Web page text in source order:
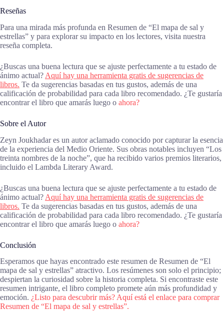
Reseñas
Para una mirada más profunda en Resumen de “El mapa de sal y
estrellas” y para explorar su impacto en los lectores, visita nuestra
reseña completa.
¿Buscas una buena lectura que se ajuste perfectamente a tu estado de
ánimo actual? Aquí hay una herramienta gratis de sugerencias de
libros. Te da sugerencias basadas en tus gustos, además de una
calificación de probabilidad para cada libro recomendado. ¿Te gustaría
encontrar el libro que amarás luego o ahora?
Sobre el Autor
Zeyn Joukhadar es un autor aclamado conocido por capturar la esencia
de la experiencia del Medio Oriente. Sus obras notables incluyen “Los
treinta nombres de la noche”, que ha recibido varios premios literarios,
incluido el Lambda Literary Award.
¿Buscas una buena lectura que se ajuste perfectamente a tu estado de
ánimo actual? Aquí hay una herramienta gratis de sugerencias de
libros. Te da sugerencias basadas en tus gustos, además de una
calificación de probabilidad para cada libro recomendado. ¿Te gustaría
encontrar el libro que amarás luego o ahora?
Conclusión
Esperamos que hayas encontrado este resumen de Resumen de “El
mapa de sal y estrellas” atractivo. Los resúmenes son solo el principio;
despiertan la curiosidad sobre la historia completa. Si encontraste este
resumen intrigante, el libro completo promete aún más profundidad y
emoción. ¿Listo para descubrir más? Aquí está el enlace para comprar
Resumen de “El mapa de sal y estrellas”.